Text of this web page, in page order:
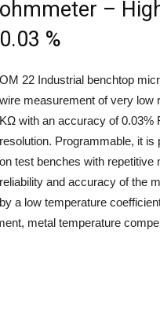
ohmmeter –
0.03 %
OM 22 Industrial benchtop
wire measurement of very low
KΩ with an accuracy of 0.03%
resolution. Programmable, it is
on test benches with
reliability and accuracy of the
by a low temperature
metal temperature